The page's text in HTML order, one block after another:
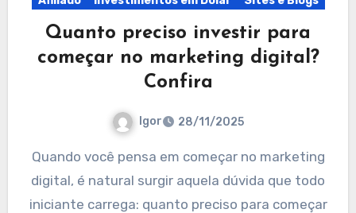
Quanto preciso investir para
começar no marketing digital?
Confira
Igor 28/11/2025
Quando você pensa em começar no marketing
digital, é natural surgir aquela dúvida que todo
iniciante carrega: quanto preciso para começar